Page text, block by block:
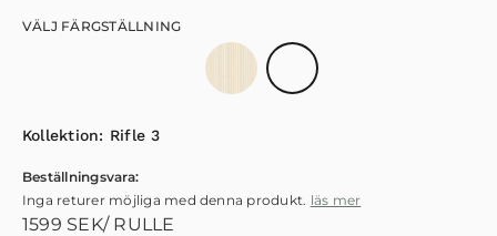
Kollektion: Rifle 3
VÄLJ FÄRGSTÄLLNING
1599 SEK/ RULLE
Beställningsvara:
Inga returer möjliga med denna produkt. läs mer